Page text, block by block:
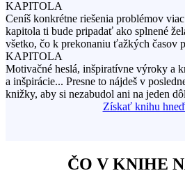
KAPITOLA
Ceníš konkrétne riešenia problémov
kapitola ti bude pripadať ako splnené
všetko, čo k prekonaniu ťažkých časov
KAPITOLA
Motivačné heslá, inšpiratívne výroky a
a inšpirácie... Presne to nájdeš v
knižky, aby si nezabudol ani na jeden
Získať knihu
ČO V KNIHE